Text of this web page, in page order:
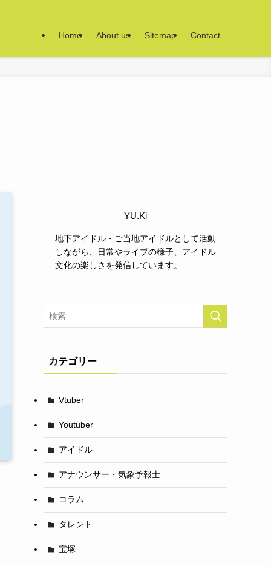
Home About us Sitemap Contact
YU.Ki
地下アイドル・ご当地アイドルとして活動
しながら、日常やライブの様子、アイドル
文化の楽しさを発信しています。
カテゴリー
Vtuber
Youtuber
アイドル
アナウンサー・気象予報士
コラム
タレント
宝塚